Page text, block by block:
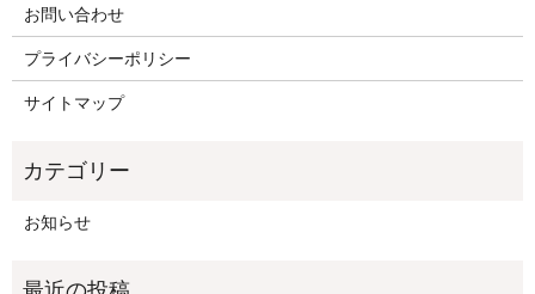
お問い合わせ
プライバシーポリシー
サイトマップ
お知らせ